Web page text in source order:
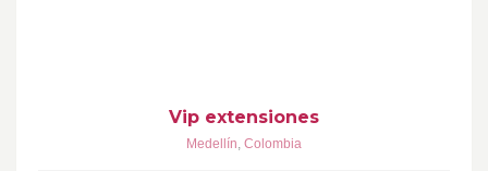
Vip extensiones
Medellín, Colombia